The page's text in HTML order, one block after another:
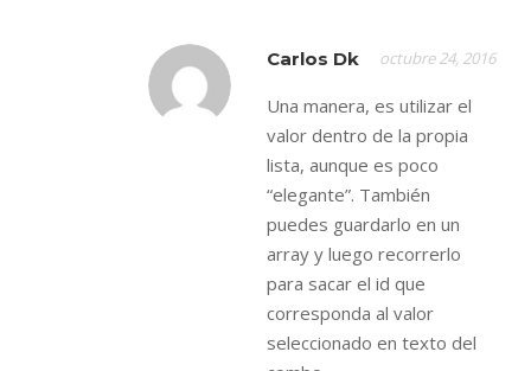
Carlos Dk octubre 24, 2016
Una manera, es utilizar el
valor dentro de la propia
lista, aunque es poco
“elegante”. También
puedes guardarlo en un
array y luego recorrerlo
para sacar el id que
corresponda al valor
seleccionado en texto del